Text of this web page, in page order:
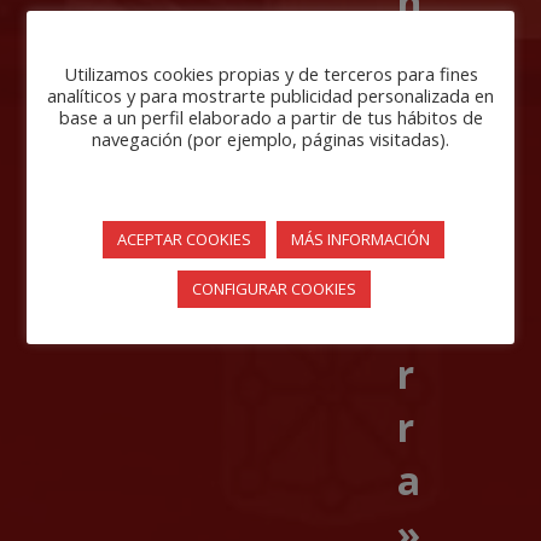
n
N
a
v
r
r
a
Utilizamos cookies propias y de terceros para fines
analíticos y para mostrarte publicidad personalizada en
base a un perfil elaborado a partir de tus hábitos de
navegación (por ejemplo, páginas visitadas).
ACEPTAR COOKIES MÁS INFORMACIÓN
CONFIGURAR COOKIES